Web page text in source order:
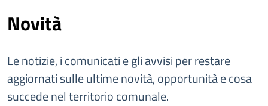
Novità
Le notizie, i comunicati e gli avvisi per restare
aggiornati sulle ultime novità, opportunità e cosa
succede nel territorio comunale.